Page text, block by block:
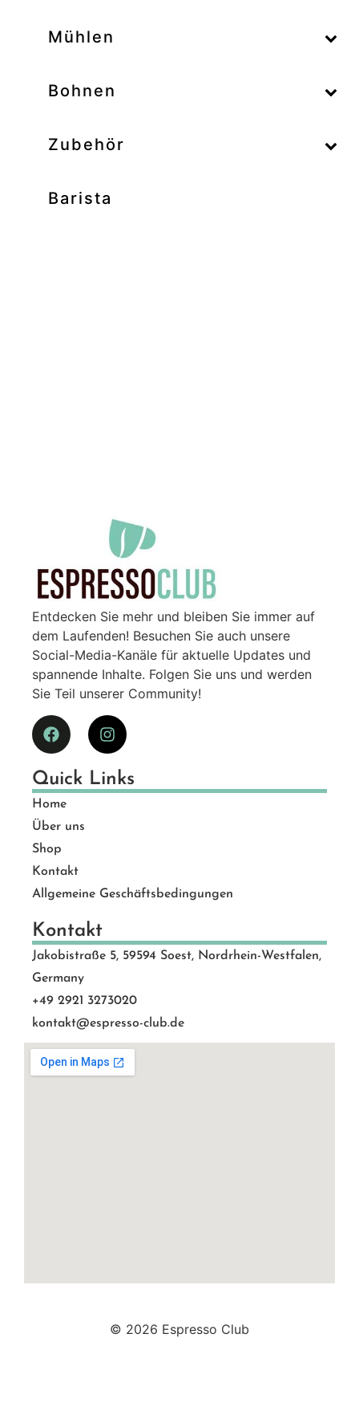
Mühlen
–
Bohnen
–
Zubehör
Barista
Entdecken Sie mehr und bleiben Sie immer auf
dem Laufenden! Besuchen Sie auch unsere
Social-Media-Kanäle für aktuelle Updates und
spannende Inhalte. Folgen Sie uns und werden
Sie Teil unserer Community!
Quick Links
Home
Über uns
Shop
Kontakt
Allgemeine Geschäftsbedingungen
Kontakt
Jakobistraße 5, 59594 Soest, Nordrhein-Westfalen,
Germany
+49 2921 3273020
kontakt@espresso-club.de
© 2026 Espresso Club